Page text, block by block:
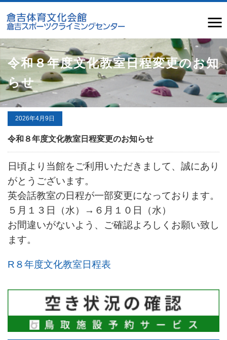
令和８年度文化教室日程変更のお知
らせ
2026年4月9日
令和８年度文化教室日程変更のお知らせ
日頃より当館をご利用いただきまして、誠にあり
がとうございます。
英会話教室の日程が一部変更になっております。
５月１３日（水）
→６月１０日（水）
お間違いがないよう、ご確認よろしくお願い致し
ます。
R８年度文化教室日程表